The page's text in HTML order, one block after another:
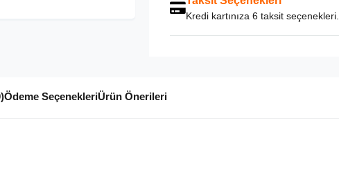
Kredi kartınıza 6 taksit seçenekleri.
Ödeme SeçenekleriÜrün Önerileri